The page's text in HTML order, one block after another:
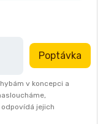
Poptávka
v koncepci a
jejich